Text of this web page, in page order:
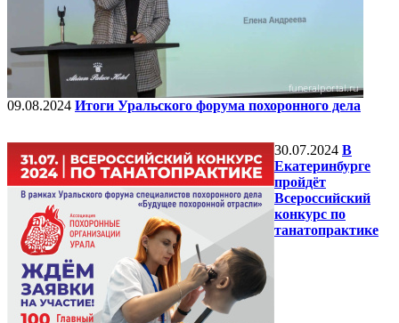
09.08.2024 Итоги Уральского форума похоронного дела
30.07.2024 В
Екатеринбурге
пройдёт
Всероссийский
конкурс по
танатопрактике